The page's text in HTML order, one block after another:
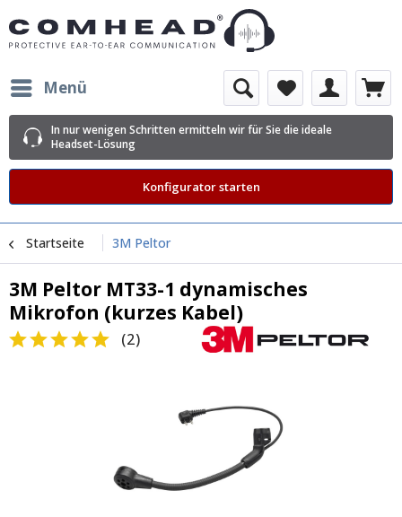
Menü
In nur wenigen Schritten ermitteln wir für Sie die ideale
Headset-Lösung
Konfigurator starten
Startseite 3M Peltor
3M Peltor MT33-1 dynamisches
Mikrofon (kurzes Kabel)
(2)